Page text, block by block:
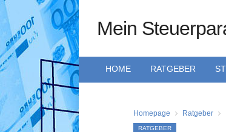
Mein
HOME RATGEBER
Homepage Ratgeber
RATGEBER